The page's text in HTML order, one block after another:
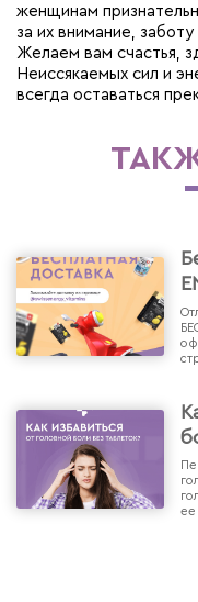
женщинам
за их внимание,
Желаем вам счастья,
Неиссякаемых сил и
всегда оставаться
ее